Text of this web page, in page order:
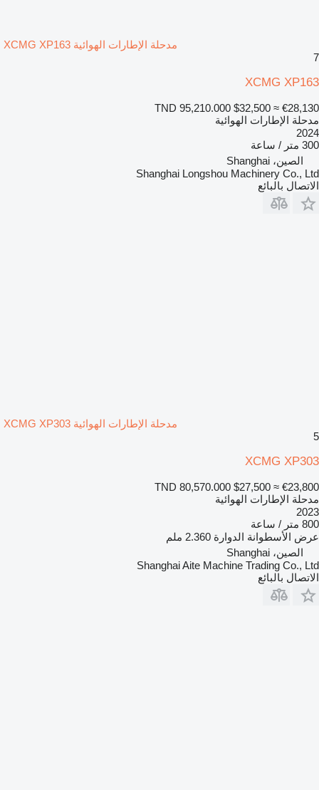
مدحلة الإطارات الهوائية XCMG XP163
7
XCMG XP163
TND 95,210.000 $32,500 ≈ €28,130
مدحلة الإطارات الهوائية
2024
300 متر / ساعة
الصين، Shanghai
Shanghai Longshou Machinery Co., Ltd
الاتصال بالبائع
مدحلة الإطارات الهوائية XCMG XP303
5
XCMG XP303
TND 80,570.000 $27,500 ≈ €23,800
مدحلة الإطارات الهوائية
2023
800 متر / ساعة
عرض الأسطوانة الدوارة 2.360 ملم
الصين، Shanghai
Shanghai Aite Machine Trading Co., Ltd
الاتصال بالبائع